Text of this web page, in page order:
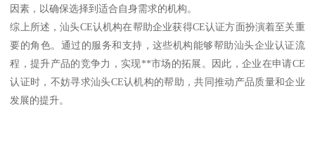
因素，以确保选择到适合自身需求的机构。
综上所述，汕头CE认机构在帮助企业获得CE认证方面扮演着至关重
要的角色。通过的服务和支持，这些机构能够帮助汕头企业认证流
程，提升产品的竞争力，实现**市场的拓展。因此，企业在申请CE
认证时，不妨寻求汕头CE认机构的帮助，共同推动产品质量和企业
发展的提升。